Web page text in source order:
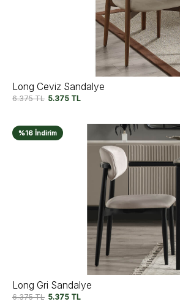
Long Ceviz Sandalye
6.375TL 5.375 TL
%16 İndirim
Long Gri Sandalye
6.375TL 5.375 TL